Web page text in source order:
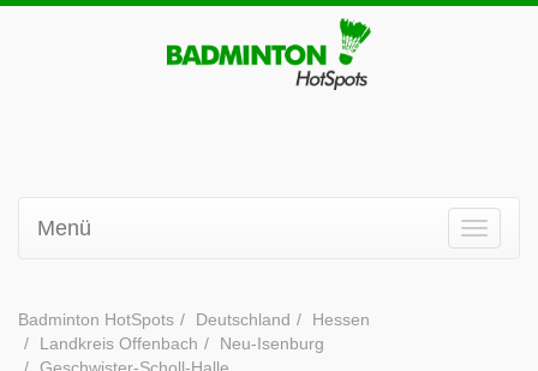
Menü
Badminton HotSpots Deutschland
Hessen
Landkreis Offenbach
Neu-Isenburg